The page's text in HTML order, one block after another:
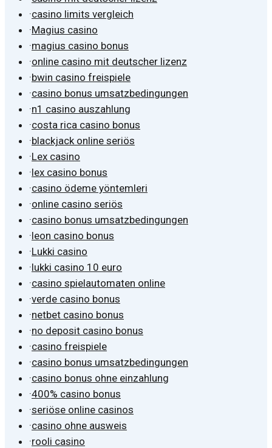
·casino limits vergleich
·Magius casino
·magius casino bonus
·online casino mit deutscher lizenz
·bwin casino freispiele
·casino bonus umsatzbedingungen
·n1 casino auszahlung
·costa rica casino bonus
·blackjack online seriös
·Lex casino
·lex casino bonus
·casino ödeme yöntemleri
·online casino seriös
·casino bonus umsatzbedingungen
·leon casino bonus
·Lukki casino
·lukki casino 10 euro
·casino spielautomaten online
·verde casino bonus
·netbet casino bonus
·no deposit casino bonus
·casino freispiele
·casino bonus umsatzbedingungen
·casino bonus ohne einzahlung
·400% casino bonus
·seriöse online casinos
·casino ohne ausweis
·rooli casino